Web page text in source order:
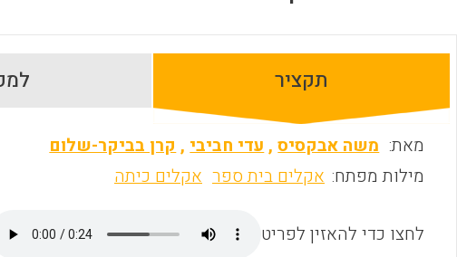
תקציר
מאת: משה אבקסיס,עדי חביבי,קרן בביקר-שלום
מילות מפתח: אקלים בית ספר אקלים כיתה
לחצו כדי להאזין לפריט